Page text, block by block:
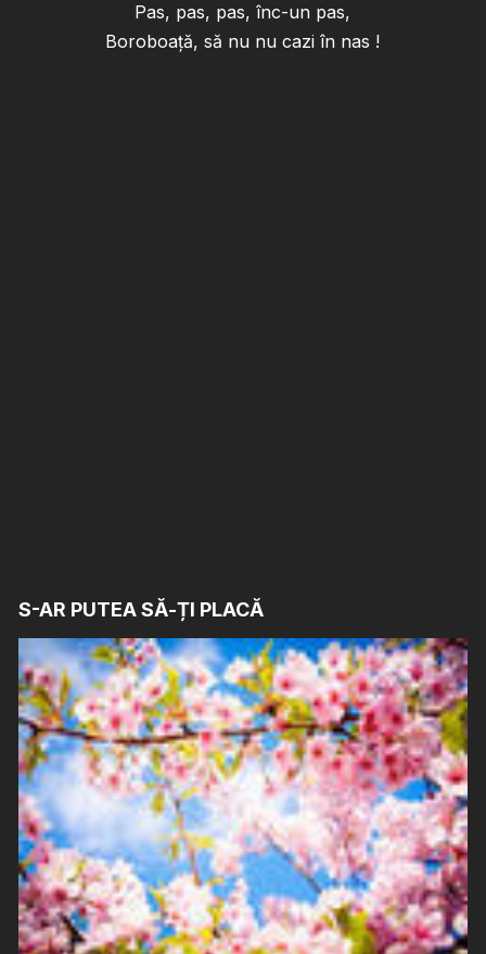
Pas, pas, pas, înc-un pas,
Boroboaţă, să nu nu cazi în nas !
S-AR PUTEA SĂ-ȚI PLACĂ